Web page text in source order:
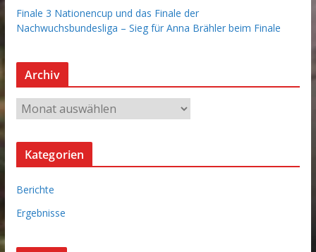
Finale 3 Nationencup und das Finale der
Nachwuchsbundesliga – Sieg für Anna Brähler beim Finale
Archiv
r
c
v
Kategorien
Berichte
Ergebnisse